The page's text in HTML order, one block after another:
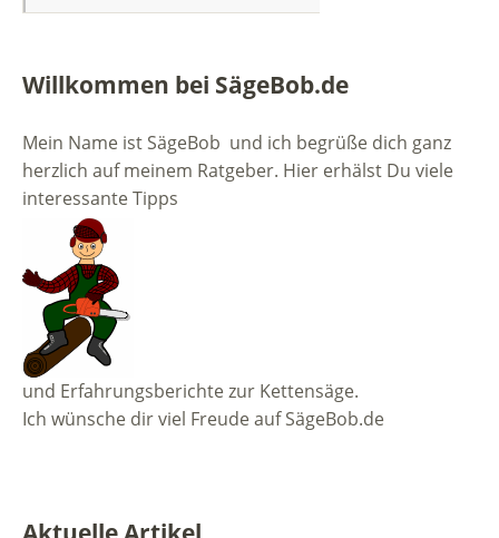
Willkommen bei SägeBob.de
Mein Name ist SägeBob und ich begrüße dich ganz
herzlich auf meinem Ratgeber. Hier erhälst Du viele
interessante Tipps
und Erfahrungsberichte zur Kettensäge.
Ich wünsche dir viel Freude auf SägeBob.de